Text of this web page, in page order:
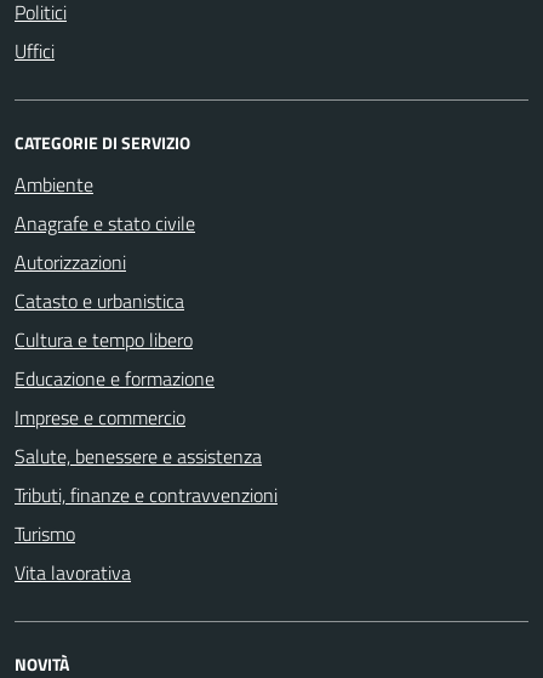
Politici
Uffici
CATEGORIE DI SERVIZIO
Ambiente
Anagrafe e stato civile
Autorizzazioni
Catasto e urbanistica
Cultura e tempo libero
Educazione e formazione
Imprese e commercio
Salute, benessere e assistenza
Tributi, finanze e contravvenzioni
Turismo
Vita lavorativa
NOVITÀ